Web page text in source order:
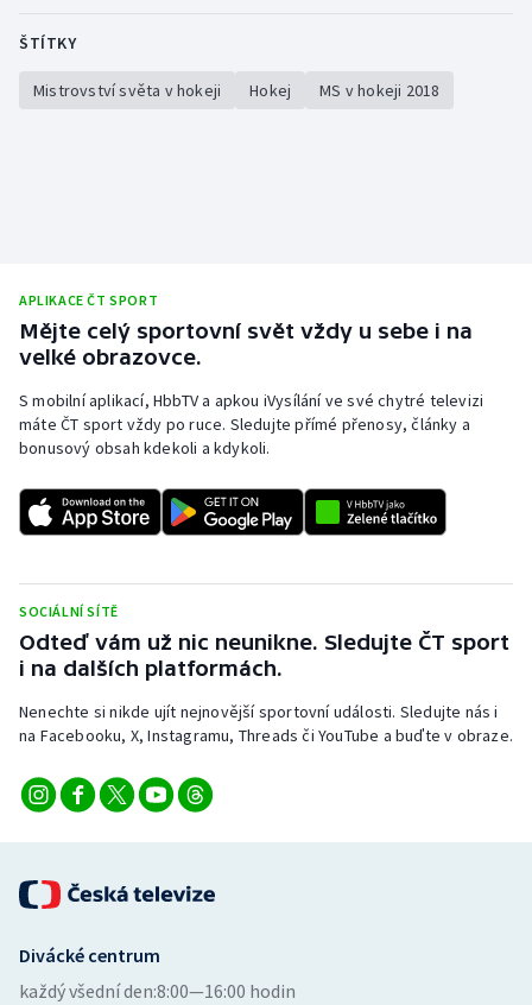
ŠTÍTKY
Mistrovství světa v hokeji Hokej MS v hokeji 2018
APLIKACE ČT SPORT
Mějte celý sportovní svět vždy u sebe i na
velké obrazovce.
S mobilní aplikací, HbbTV a apkou iVysílání ve své chytré televizi
máte ČT sport vždy po ruce. Sledujte přímé přenosy, články a
bonusový obsah kdekoli a kdykoli.
SOCIÁLNÍ SÍTĚ
Odteď vám už nic neunikne. Sledujte ČT sport
i na dalších platformách.
Nenechte si nikde ujít nejnovější sportovní události. Sledujte nás i
na Facebooku, X, Instagramu, Threads či YouTube a buďte v obraze.
Divácké centrum
každý všední den:8:00—16:00 hodin